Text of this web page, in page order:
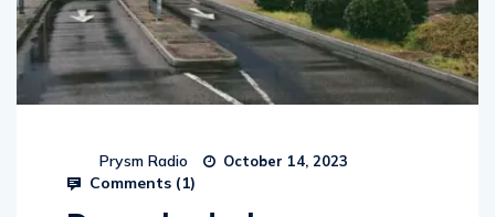
Prysm Radio October 14, 2023
Comments (1)